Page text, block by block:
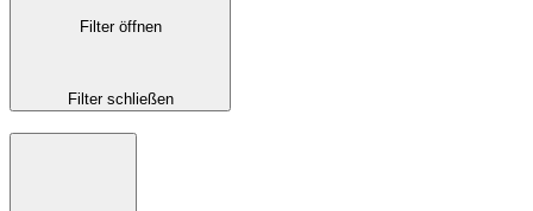
Filter öffnen
Filter schließen